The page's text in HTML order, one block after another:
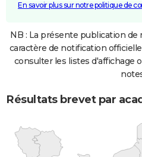
En savoir plus sur notre politique de
NB : La présente publication
caractère de notification
consulter les listes d'affichage
Résultats brevet par